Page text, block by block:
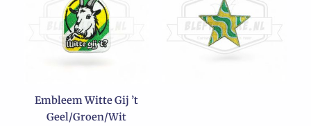
Embleem Witte Gij ’t
Geel/Groen/Wit